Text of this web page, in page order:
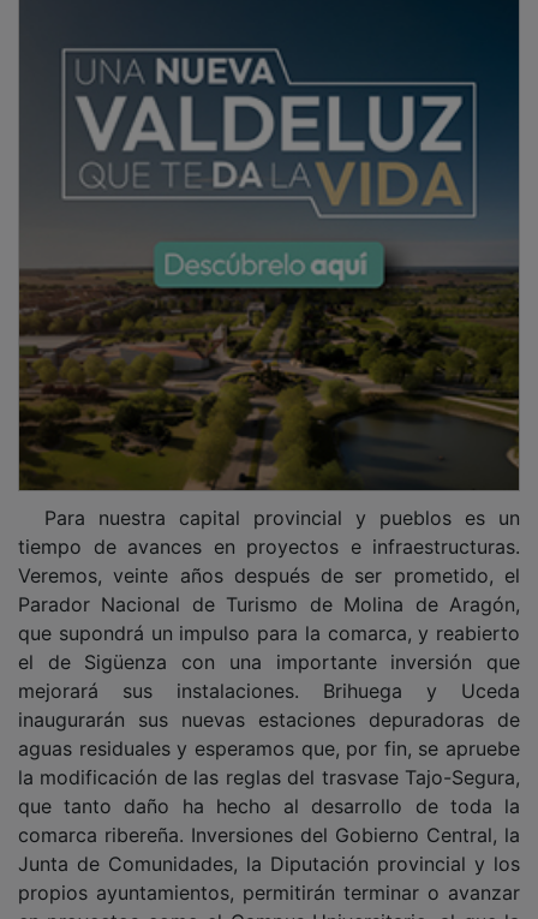
tiempo de avances en proyectos e infraestructuras.
Veremos, veinte años después de ser prometido, el
Parador Nacional de Turismo de Molina de Aragón,
que supondrá un impulso para la comarca, y reabierto
el de Sigüenza con una importante inversión que
mejorará sus instalaciones. Brihuega y Uceda
inaugurarán sus nuevas estaciones depuradoras de
aguas residuales y esperamos que, por fin, se apruebe
la modificación de las reglas del trasvase Tajo-Segura,
que tanto daño ha hecho al desarrollo de toda la
comarca ribereña. Inversiones del Gobierno Central, la
Junta de Comunidades, la Diputación provincial y los
propios ayuntamientos, permitirán terminar o avanzar
en proyectos como el Campus Universitario, al que la